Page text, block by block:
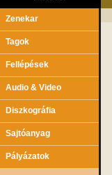
Zenekar
Tagok
Fellépések
Audio & Video
Diszkográfia
Sajtóanyag
Pályázatok